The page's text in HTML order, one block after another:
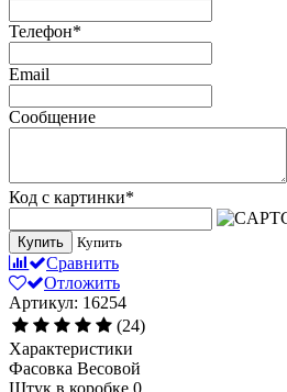
Телефон*
Email
Сообщение
Код с картинки*
Купить Купить
Сравнить
Отложить
Артикул: 16254
(24)
Характеристики
Фасовка Весовой